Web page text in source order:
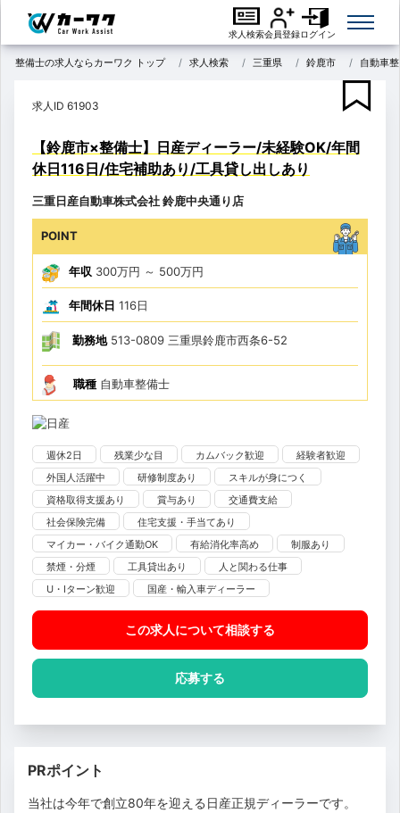
求人検索会員登録ログイン
整備士の求人ならカーワク トップ 求人検索 三重県 鈴鹿市 自動車
求人ID 61903
【鈴鹿市×整備士】日産ディーラー/未経験OK/年間
休日116日/住宅補助あり/工具貸し出しあり
三重日産自動車株式会社 鈴鹿中央通り店
POINT
年収 300万円 ～ 500万円
年間休日 116日
勤務地513-0809 三重県鈴鹿市西条6-52
職種 自動車整備士
週休2日 残業少な目 カムバック歓迎
経験者歓迎
外国人活躍中
研修制度あり
スキルが身につく
資格取得支援あり
賞与あり
交通費支給
社会保険完備
住宅支援・手当てあり
マイカー・バイク通勤OK
有給消化率高め
制服あり
禁煙・分煙
工具貸出あり
人と関わる仕事
U・Iターン歓迎
国産・輸入車ディーラー
この求人について相談する
応募する
PRポイント
当社は今年で創立80年を迎える日産正規ディーラーです。